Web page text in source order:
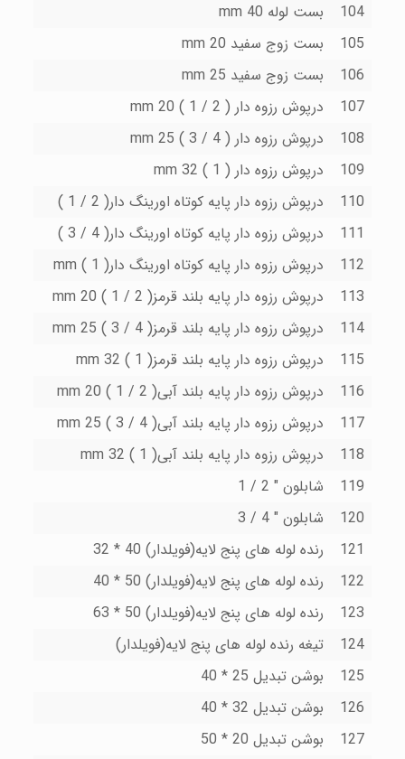
104
بست لوله 40 mm
105
بست زوج سفید 20 mm
106
بست زوج سفید 25 mm
107
درپوش رزوه دار ( 2 / 1 ) mm 20
108
درپوش رزوه دار ( 4 / 3 ) mm 25
109
درپوش رزوه دار ( 1 ) mm 32
110
درپوش رزوه دار پایه کوتاه اورینگ دار( 2 / 1 )
111
درپوش رزوه دار پایه کوتاه اورینگ دار( 4 / 3 )
112
درپوش رزوه دار پایه کوتاه اورینگ دار( 1 ) mm
113
درپوش رزوه دار پایه بلند قرمز( 2 / 1 ) mm 20
114
درپوش رزوه دار پایه بلند قرمز( 4 / 3 ) mm 25
115
درپوش رزوه دار پایه بلند قرمز( 1 ) mm 32
116
درپوش رزوه دار پایه بلند آبى( 2 / 1 ) mm 20
117
درپوش رزوه دار پایه بلند آبى( 4 / 3 ) mm 25
118
درپوش رزوه دار پایه بلند آبى( 1 ) mm 32
119
شابلون " 2 / 1
120
شابلون " 4 / 3
121
رنده لوله هاى پنج لایه(فویلدار) 40 * 32
122
رنده لوله هاى پنج لایه(فویلدار) 50 * 40
123
رنده لوله هاى پنج لایه(فویلدار) 50 * 63
124
تیغه رنده لوله هاى پنج لایه(فویلدار)
125
بوشن تبدیل 25 * 40
126
بوشن تبدیل 32 * 40
127
بوشن تبدیل 20 * 50